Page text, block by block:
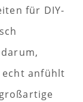
für DIY-
echt anfühlt